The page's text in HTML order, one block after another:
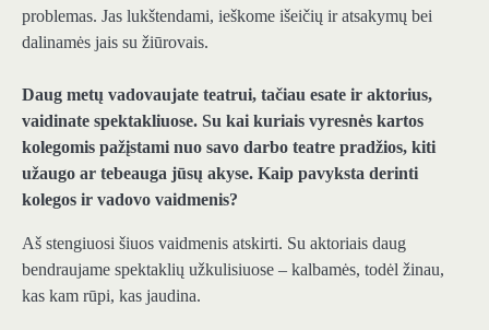
problemas. Jas lukštendami, ieškome išeičių ir atsakymų bei
dalinamės jais su žiūrovais.
Daug metų vadovaujate teatrui, tačiau esate ir aktorius,
vaidinate spektakliuose. Su kai kuriais vyresnės kartos
kolegomis pažįstami nuo savo darbo teatre pradžios, kiti
užaugo ar tebeauga jūsų akyse. Kaip pavyksta derinti
kolegos ir vadovo vaidmenis?
Aš stengiuosi šiuos vaidmenis atskirti. Su aktoriais daug
bendraujame spektaklių užkulisiuose – kalbamės, todėl žinau,
kas kam rūpi, kas jaudina.